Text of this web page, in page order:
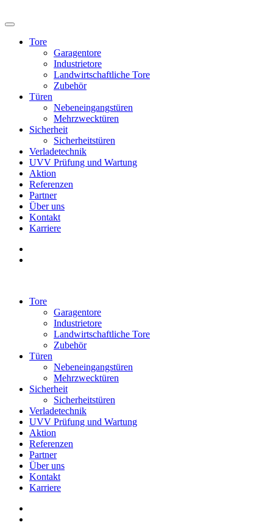
Tore
Garagentore
Industrietore
Landwirtschaftliche Tore
Zubehör
Türen
Nebeneingangstüren
Mehrzwecktüren
Sicherheit
Sicherheitstüren
Verladetechnik
UVV Prüfung und Wartung
Aktion
Referenzen
Partner
Über uns
Kontakt
Karriere
Tore
Garagentore
Industrietore
Landwirtschaftliche Tore
Zubehör
Türen
Nebeneingangstüren
Mehrzwecktüren
Sicherheit
Sicherheitstüren
Verladetechnik
UVV Prüfung und Wartung
Aktion
Referenzen
Partner
Über uns
Kontakt
Karriere